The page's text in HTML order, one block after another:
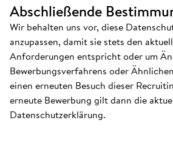
Abschließende
Wir behalten uns vor, diese
anzupassen, damit sie stets den
Anforderungen entspricht oder um
Bewerbungsverfahrens oder
einen erneuten Besuch dieser
erneute Bewerbung gilt dann die
Datenschutzerklärung.